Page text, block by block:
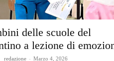
delle scuole del
a lezione di
redazione - Marzo 4, 2026